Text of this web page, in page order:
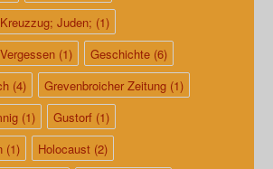
Juden; (1)
(1) Geschichte(6)
(4) Grevenbroicher Zeitung(1)
(1) Gustorf(1)
(1) Holocaust(2)